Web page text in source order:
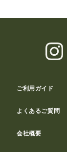
ご利用ガイド
よくあるご質問
会社概要